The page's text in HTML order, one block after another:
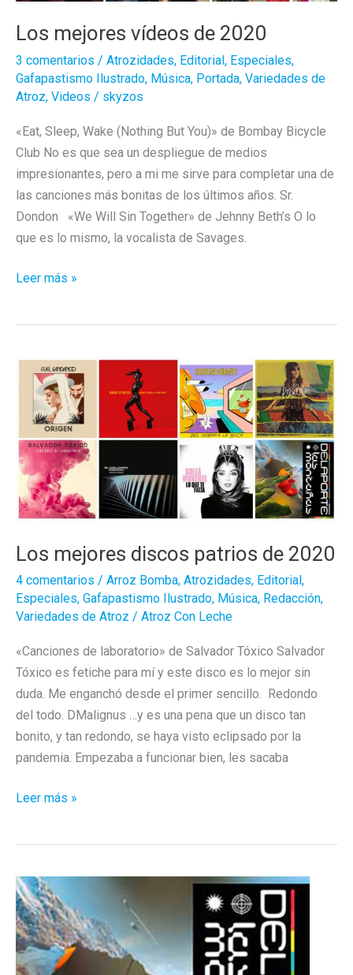
Los mejores vídeos de 2020
3 comentarios / Atrozidades, Editorial, Especiales,
Gafapastismo Ilustrado, Música, Portada, Variedades de
Atroz, Videos / skyzos
«Eat, Sleep, Wake (Nothing But You)» de Bombay Bicycle
Club No es que sea un despliegue de medios
impresionantes, pero a mi me sirve para completar una de
las canciones más bonitas de los últimos años. Sr.
Dondon «We Will Sin Together» de Jehnny Beth’s O lo
que es lo mismo, la vocalista de Savages.
Los
2020
Leer más »
Los mejores discos patrios de 2020
4 comentarios / Arroz Bomba, Atrozidades, Editorial,
Especiales, Gafapastismo Ilustrado, Música, Redacción,
Variedades de Atroz / Atroz Con Leche
«Canciones de laboratorio» de Salvador Tóxico Salvador
Tóxico es fetiche para mí y este disco es lo mejor sin
duda. Me enganchó desde el primer sencillo. Redondo
del todo. DMalignus …y es una pena que un disco tan
bonito, y tan redondo, se haya visto eclipsado por la
pandemia. Empezaba a funcionar bien, les sacaba
Los
de
2020
Leer más »